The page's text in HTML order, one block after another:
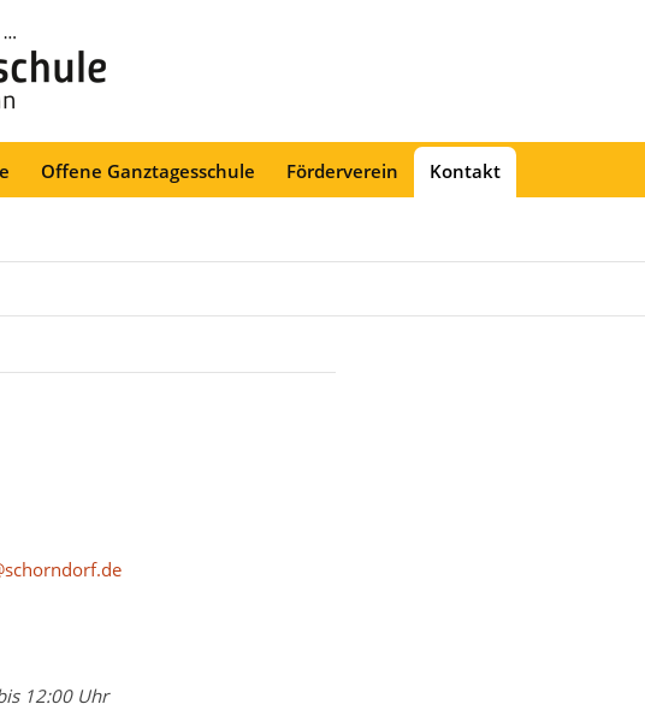
Offene Ganztagesschule Förderverein Kontakt
12:00 Uhr